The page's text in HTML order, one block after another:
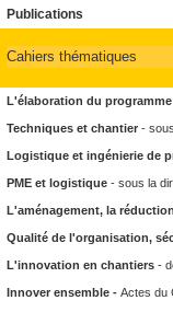
Publications
Cahiers thématiques
L'élaboration du
Techniques et chantier -
Logistique et ingénierie de
PME et logistique - sous la
L'aménagement, la
Qualité de l'organisation,
L'innovation en chantiers -
Innover ensemble - Actes du